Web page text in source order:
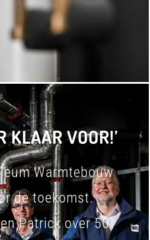
KLAAR VOOR!’
Warmtebouw
de toekomst.
Patrick over 50